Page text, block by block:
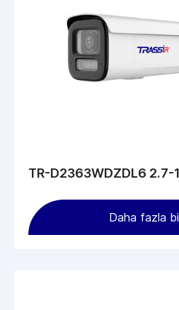
TR-D2363WDZDL6 2.7-
Daha fazla